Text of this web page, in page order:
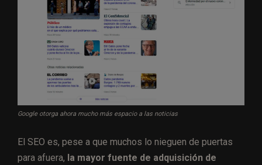
Google otorga ahora mucho más espacio a las noticias
El SEO es, pese a que muchos lo nieguen de puertas
para afuera, la mayor fuente de adquisición de